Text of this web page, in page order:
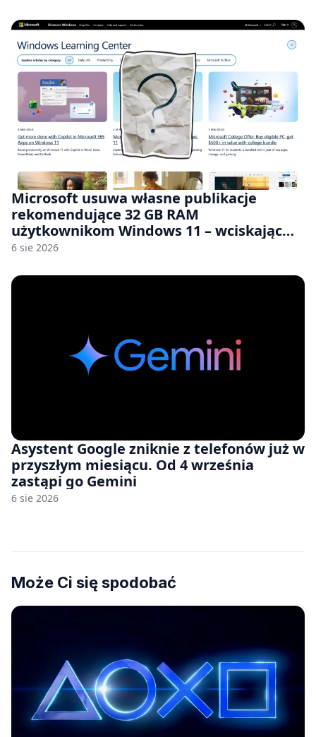
Microsoft usuwa własne publikacje
rekomendujące 32 GB RAM
użytkownikom Windows 11 – wciskając
nam przy tym komputery z 8 GB RAM po
6 sie 2026
Asystent Google zniknie z telefonów już w
przyszłym miesiącu. Od 4 września
zastąpi go Gemini
6 sie 2026
Może Ci się spodobać